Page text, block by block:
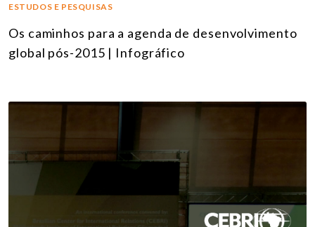
ESTUDOS E PESQUISAS
Os caminhos para a agenda de desenvolvimento
global pós-2015 | Infográfico